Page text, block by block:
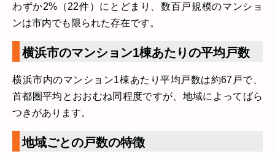
わずか2%（22件）にとどまり、数百戸規模のマンショ
ンは市内でも限られた存在です。
横浜市のマンション1棟あたりの平均戸数
横浜市内のマンション1棟あたり平均戸数は約67戸で、
首都圏平均とおおむね同程度ですが、地域によってばら
つきがあります。
地域ごとの戸数の特徴